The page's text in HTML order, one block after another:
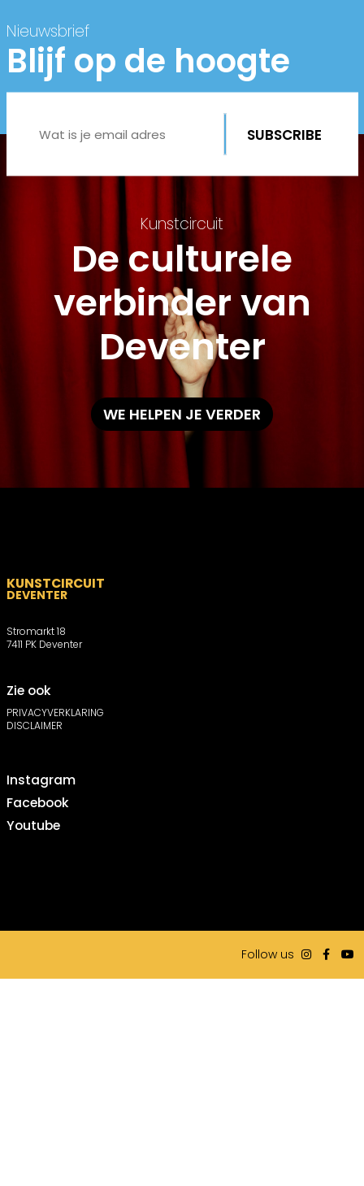
Nieuwsbrief
Blijf op de hoogte
Kunstcircuit
De culturele
verbinder van
Deventer
WE HELPEN JE VERDER
KUNSTCIRCUIT
DEVENTER
Stromarkt 18
7411 PK Deventer
Zie ook
PRIVACYVERKLARING
DISCLAIMER
Instagram
Facebook
Youtube
Follow us